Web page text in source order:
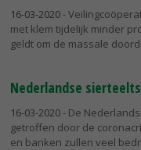
16-03-2020-
met klem tijdelijk minder
geldt om de massale
Nederlandse
16-03-2020- De
getroffen door de
en banken zullen veel